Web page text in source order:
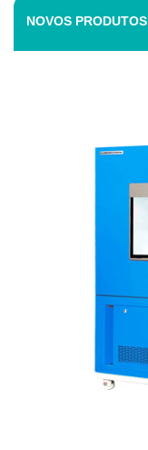
NOVOS PRODUTOS